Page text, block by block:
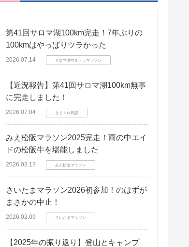
第41回サロマ湖100km完走！7年ぶりの
100kmはやっぱりツラかった
2026.07.14 サロマ湖ウルトラマラソン
【近況報告】第41回サロマ湖100km無事
に完走しました！
2026.07.04 きまぐれ日記
みえ松阪マラソン2025完走！雨の中エイ
ドの松阪牛を堪能しました
2026.03.13 みえ松阪マラソン
さいたまマラソン2026初参加！のはずが
まさかの中止！
2026.02.09 さいたまマラソン
【2025年の振り返り】登山とキャンプ